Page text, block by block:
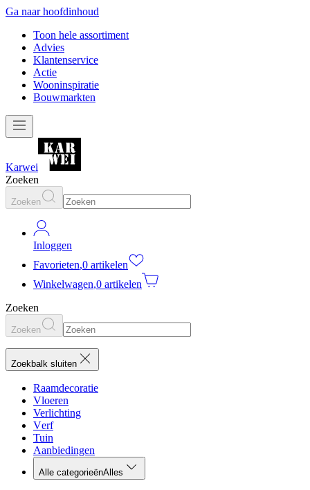
Ga naar hoofdinhoud
Toon hele assortiment
Advies
Klantenservice
Actie
Wooninspiratie
Bouwmarkten
Karwei
Zoeken
Zoeken
Inloggen
Favorieten,0 artikelen
Winkelwagen,0 artikelen
Zoeken
Zoeken
Zoekbalk sluiten
Raamdecoratie
Vloeren
Verlichting
Verf
Tuin
Aanbiedingen
Alle categorieënAlles